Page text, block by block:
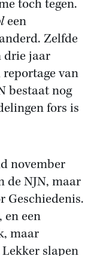
toch tegen.
een
Zelfde
drie jaar
van
bestaat nog
fors is
november
de NJN, maar
Geschiedenis.
en een
maar
slapen